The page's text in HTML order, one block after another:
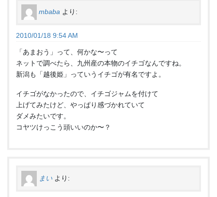
mbaba より:
2010/01/18 9:54 AM
「あまおう」って、何かな〜って
ネットで調べたら、九州産の本物のイチゴなんですね。
新潟も「越後姫」っていうイチゴが有名ですよ。
イチゴがなかったので、イチゴジャムを付けて
上げてみたけど、やっぱり感づかれていて
ダメみたいです。
コヤツけっこう頭いいのか〜？
まい より: